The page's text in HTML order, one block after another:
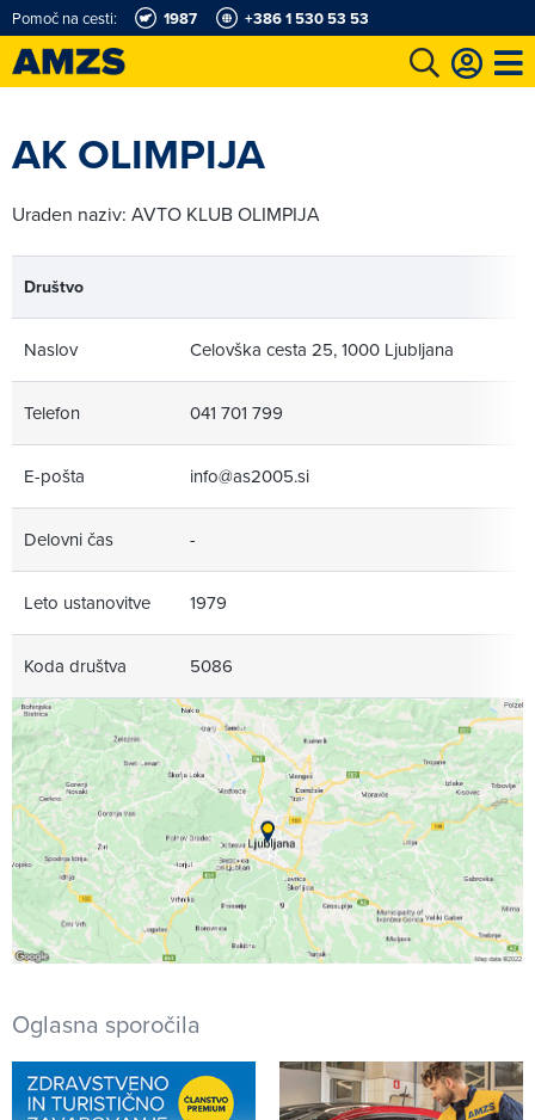
Pomoč na cesti: 1987 +386 1 530 53 53
AK OLIMPIJA
Uraden naziv: AVTO KLUB OLIMPIJA
Društvo
Naslov Celovška cesta 25, 1000 Ljubljana
Telefon 041 701 799
E-pošta info@as2005.si
Delovni čas -
Leto ustanovitve 1979
Koda društva 5086
Oglasna sporočila